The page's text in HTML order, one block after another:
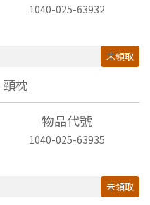
1040-025-63932
未領取
頸枕
物品代號
1040-025-63935
未領取